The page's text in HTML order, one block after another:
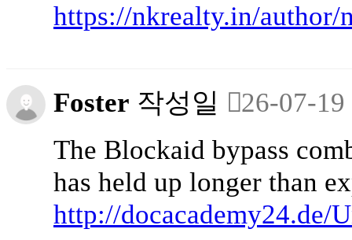
https://nkrealty.in/author/
Foster 작성일
26-07-19
The Blockaid bypass
has held up longer than
http://docacademy24.de/